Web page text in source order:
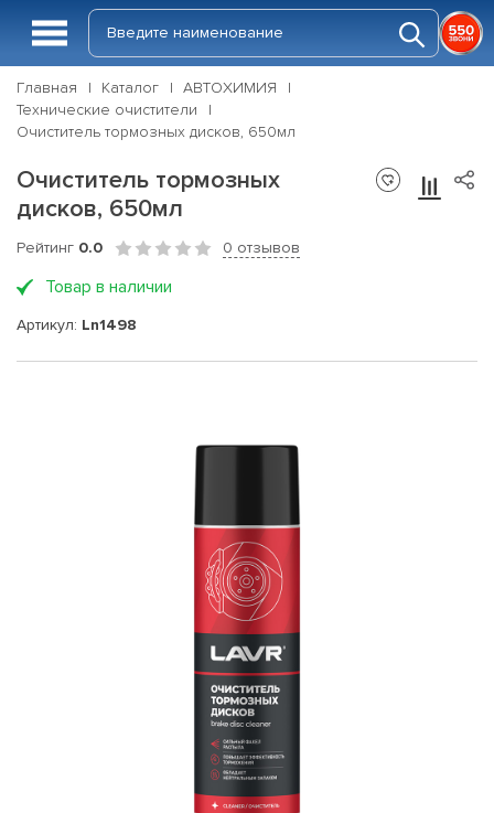
Главная Каталог
АВТОХИМИЯ
Технические очистители
Очиститель тормозных дисков, 650мл
Очиститель тормозных
дисков, 650мл
Рейтинг 0.0 0 отзывов
Товар в наличии
Артикул: Ln1498